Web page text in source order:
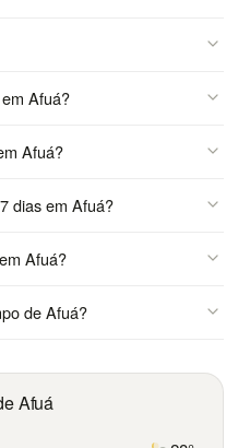
Afuá?
Afuá?
dias em Afuá?
Afuá?
de Afuá?
Afuá